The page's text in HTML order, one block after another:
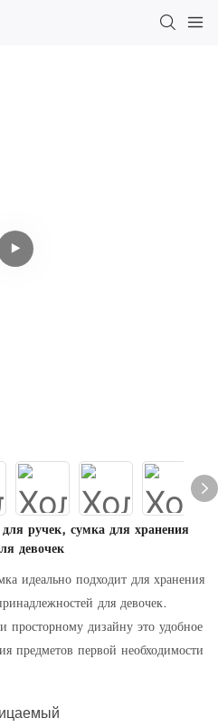
ручек, сумка для хранения
девочек
идеально подходит для хранения
для девочек.
просторному дизайну это удобное
предметов первой необходимости